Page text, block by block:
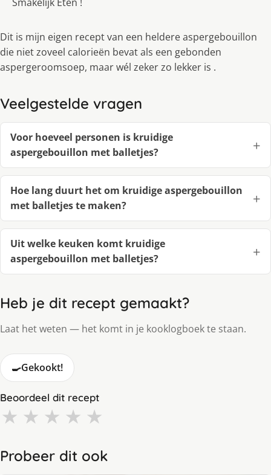
Dit is mijn eigen recept van een heldere aspergebouillon
die niet zoveel calorieën bevat als een gebonden
aspergeroomsoep, maar wél zeker zo lekker is .
Veelgestelde vragen
Voor hoeveel personen is kruidige
aspergebouillon met balletjes?
Hoe lang duurt het om kruidige aspergebouillon
met balletjes te maken?
Uit welke keuken komt kruidige
aspergebouillon met balletjes?
Heb je dit recept gemaakt?
Laat het weten — het komt in je kooklogboek te staan.
🍳Gekookt!
Beoordeel dit recept
★ ★ ★ ★ ★
Probeer dit ook